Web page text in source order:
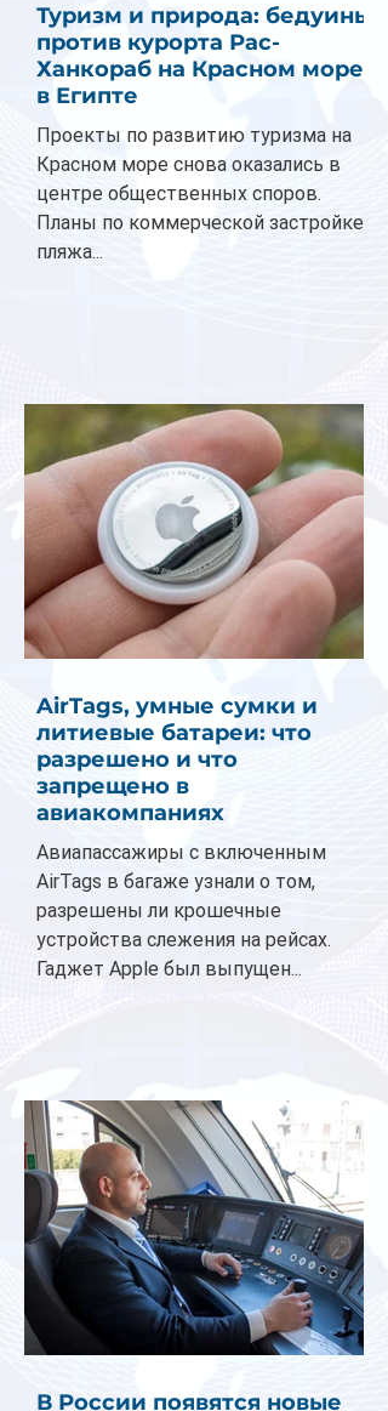
Туризм и природа: бедуины
против курорта Рас-
Ханкораб на Красном море
в Египте
Проекты по развитию туризма на
Красном море снова оказались в
центре общественных споров.
Планы по коммерческой застройке
пляжа...
AirTags, умные сумки и
литиевые батареи: что
разрешено и что
запрещено в
авиакомпаниях
Авиапассажиры с включенным
AirTags в багаже узнали о том,
разрешены ли крошечные
устройства слежения на рейсах.
Гаджет Apple был выпущен...
В России появятся новые